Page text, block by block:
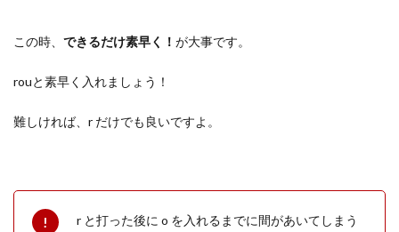
この時、 できるだけ素早く！ が大事です。
rouと素早く入れましょう！
難しければ、r だけでも良いですよ。
r と打った後に o を入れるまでに間があいてしまう